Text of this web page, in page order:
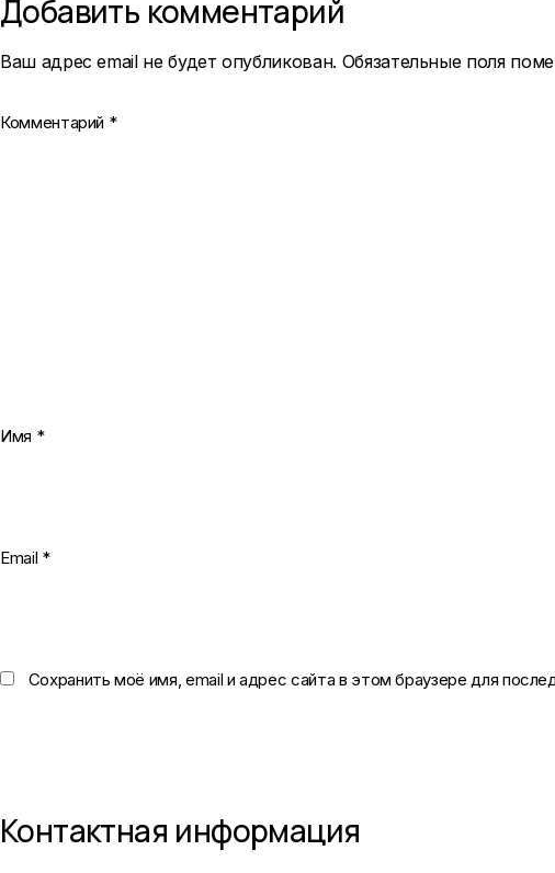
Добавить комментарий
Ваш адрес email не будет опубликован. Обязательные поля
Комментарий *
Имя *
Email *
Сохранить моё имя, email и адрес сайта в этом браузере для
Контактная информация